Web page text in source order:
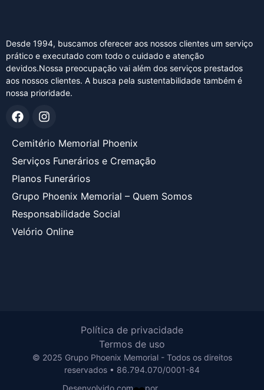
Desde 1994, buscamos oferecer aos nossos clientes um serviço
prático e executado com todo o cuidado e atenção
devidos.Nossa preocupação vai além dos serviços prestados
aos nossos clientes. A busca pela sustentabilidade também é
nossa prioridade.
Cemitério Memorial Phoenix
Serviços Funerários e Cremação
Planos Funerários
Grupo Phoenix Memorial – Quem Somos
Responsabilidade Social
Velório Online
© 2025 Grupo Phoenix Memorial - Todos os direitos
reservados • 86.794.070/0001-84
Política de privacidade
Termos de uso